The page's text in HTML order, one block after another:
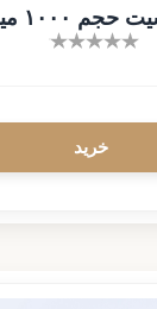
۱۰۰۰ میل